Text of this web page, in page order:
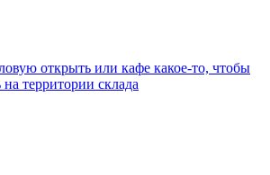
открыть или кафе какое-то, чтобы
территории склада